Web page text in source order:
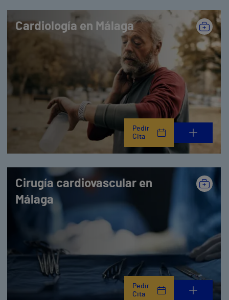
Cardiología en Málaga
Pedir
Cita
Cirugía cardiovascular en
Málaga
Pedir
Cita